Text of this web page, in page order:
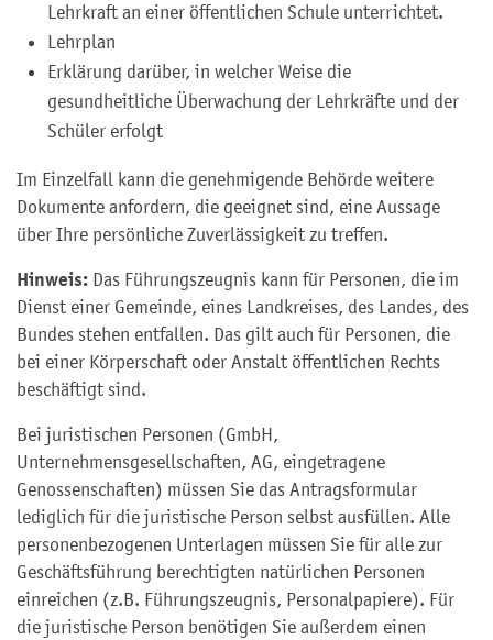
Lehrkraft an einer öffentlichen Schule unterrichtet.
Lehrplan
Erklärung darüber, in welcher Weise die
gesundheitliche Überwachung der Lehrkräfte und der
Schüler erfolgt
Im Einzelfall kann die genehmigende Behörde weitere
Dokumente anfordern, die geeignet sind, eine Aussage
über Ihre persönliche Zuverlässigkeit zu treffen.
Hinweis: Das Führungszeugnis kann für Personen, die im
Dienst einer Gemeinde, eines Landkreises, des Landes, des
Bundes stehen entfallen. Das gilt auch für Personen, die
bei einer Körperschaft oder Anstalt öffentlichen Rechts
beschäftigt sind.
Bei juristischen Personen (GmbH,
Unternehmensgesellschaften, AG, eingetragene
Genossenschaften) müssen Sie das Antragsformular
lediglich für die juristische Person selbst ausfüllen. Alle
personenbezogenen Unterlagen müssen Sie für alle zur
Geschäftsführung berechtigten natürlichen Personen
einreichen (z.B. Führungszeugnis, Personalpapiere). Für
die juristische Person benötigen Sie außerdem einen